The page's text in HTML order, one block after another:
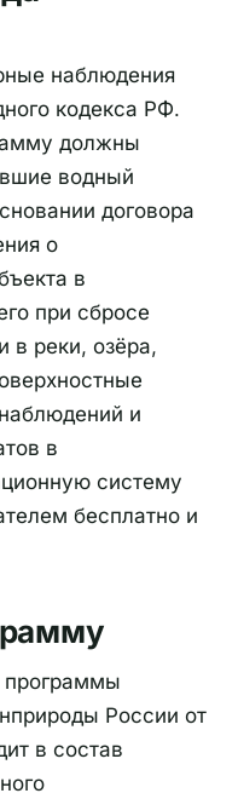
наблюдения
кодекса РФ.
должны
водный
договора
о
в
при сбросе
в реки, озёра,
и
в
систему
бесплатно и
программы
России от
в состав